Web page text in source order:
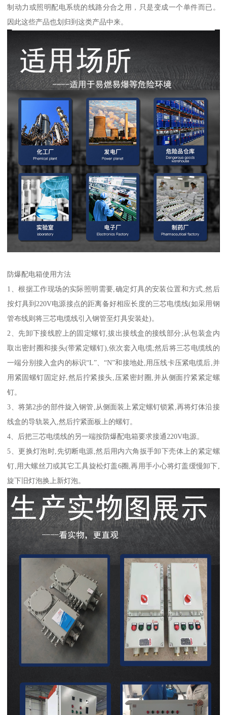
制动力或照明配电系统的线路分合之用，只是变成一个单件而已。
因此这些产品也划归到这类产品中来。
防爆配电箱使用方法
1、根据工作现场的实际照明需要,确定灯具的安装位置和方式,然后
按灯具到220V电源接点的距离备好相应长度的三芯电缆线(如采用钢
管布线则将三芯电缆线引入钢管至灯具安装处)。
2、先卸下接线腔上的固定螺钉,拔出接线盒的接线部分;从包装盒内
取出密封圈和接头(带紧定螺钉),依次套入电缆;然后将三芯电缆线的
一端分别接入盒内的标识“L”、“N”和接地处,用压线卡压紧电缆后,并
用紧固螺钉固定好,然后拧紧接头,压紧密封圈,并从侧面拧紧紧定螺
钉。
3、将第2步的部件旋入钢管,从侧面装上紧定螺钉锁紧,再将灯体沿接
线盒的导轨装入,然后拧紧面板上的螺钉。
4、后把三芯电缆线的另一端按防爆配电箱要求接通220V电源。
5、更换灯泡时,先切断电源,然后用内六角扳手卸下壳体上的紧定螺
钉,用大螺丝刀或其它工具旋松灯盖6圈,再用手小心将灯盖缓慢卸下,
旋下旧灯泡换上新灯泡。